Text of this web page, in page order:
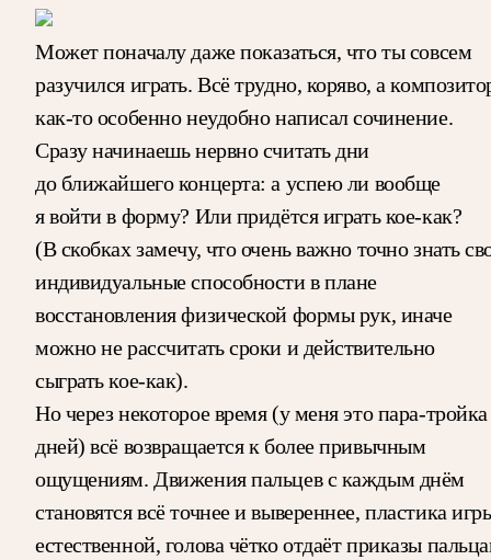
Может поначалу даже показаться, что ты совсем
разучился играть. Всё трудно, коряво, а
как-то особенно неудобно написал сочинение.
Сразу начинаешь нервно считать дни
до ближайшего концерта: а успею ли вообще
я войти в форму? Или придётся играть кое-как?
(В скобках замечу, что очень важно точно знать
индивидуальные способности в плане
восстановления физической формы рук, иначе
можно не рассчитать сроки и действительно
сыграть кое-как).
Но через некоторое время (у меня это пара-тройка
дней) всё возвращается к более привычным
ощущениям. Движения пальцев с каждым днём
становятся всё точнее и вывереннее, пластика
естественной, голова чётко отдаёт приказы